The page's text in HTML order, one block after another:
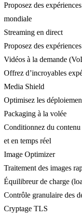
Proposez des
mondiale
Streaming en direct
Proposez des
Vidéos à la demande
Offrez d’incroyables
Media Shield
Optimisez les
Packaging à la volée
Conditionnez du
et en temps réel
Image Optimizer
Traitement des images
Équilibreur de charge
Contrôle granulaire des
Cryptage TLS